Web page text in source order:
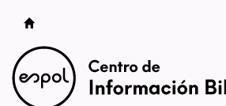
Catálogo en línea